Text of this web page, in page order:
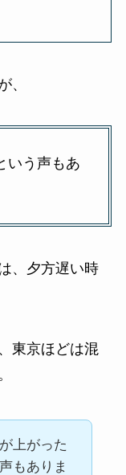
、
いう声もあ
、夕方遅い時
東京ほどは混
上がった
もありま